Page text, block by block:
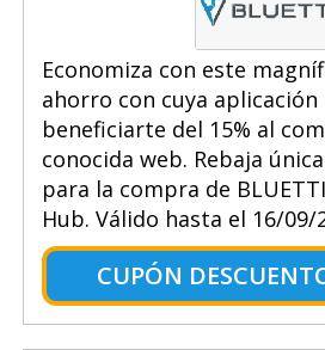
Economiza con este
ahorro con cuya aplicación
beneficiarte del 15% al
conocida web. Rebaja
para la compra de
Hub. Válido hasta el 16/09/
CUPÓN